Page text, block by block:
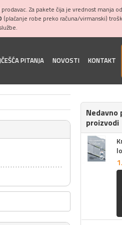
Za pakete čija je vrednost manja
(plaćanje robe preko računa/virmanski)
PITANJA NOVOSTI KONTAKT
Nedavno
proizvodi